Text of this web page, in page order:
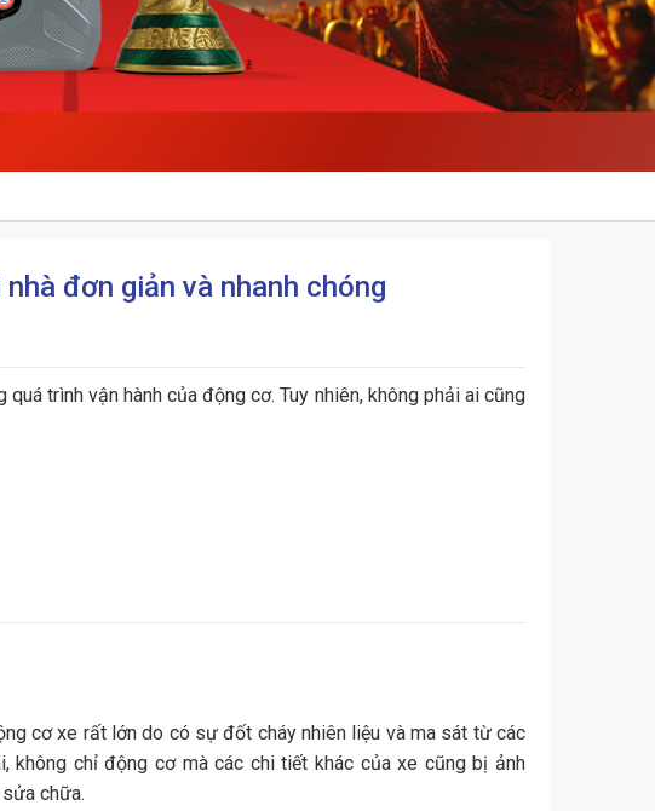
đơn giản và nhanh chóng
trình vận hành của động cơ. Tuy nhiên, không phải ai cũng
cơ xe rất lớn do có sự đốt cháy nhiên liệu và ma sát từ các
không chỉ động cơ mà các chi tiết khác của xe cũng bị ảnh
chữa.